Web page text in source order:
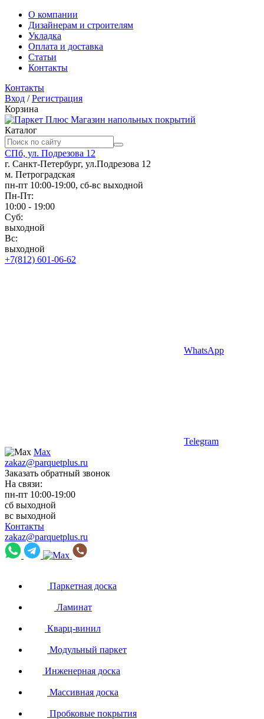
О компании
Дизайнерам и строителям
Укладка
Оплата и доставка
Статьи
Контакты
Контакты
Вход /Регистрация
Корзина
Магазин напольных покрытий
Каталог
СПб, ул. Подрезова 12
г. Санкт-Петербург, ул.Подрезова 12
м. Петроградская
пн-пт 10:00-19:00, сб-вс выходной
Пн-Пт:
10:00 - 19:00
Суб:
выходной
Вс:
выходной
+7(812) 601-06-62
WhatsApp
Telegram
Max
zakaz@parquetplus.ru
Заказать обратный звонок
На связи:
пн-пт 10:00-19:00
сб выходной
вс выходной
Контакты
zakaz@parquetplus.ru
Паркетная доска
Ламинат
Кварц-винил
Модульный паркет
Инженерная доска
Массивная доска
Пробковые покрытия